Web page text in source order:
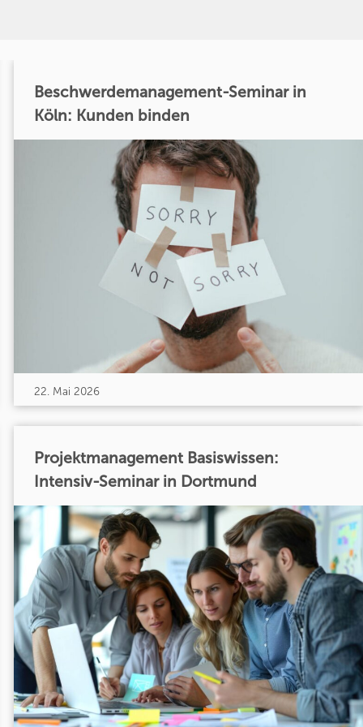
Beschwerdemanagement-Seminar in
Köln: Kunden binden
22. Mai 2026
Projektmanagement Basiswissen:
Intensiv-Seminar in Dortmund